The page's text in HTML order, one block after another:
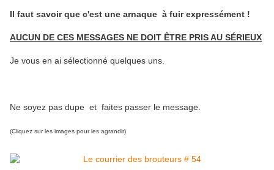
Il faut savoir que c'est une arnaque à fuir expressément !
AUCUN DE CES MESSAGES NE DOIT ÊTRE PRIS AU SÉRIEUX
Je vous en ai sélectionné quelques uns.
Ne soyez pas dupe et faites passer le message.
(Cliquez sur les images pour les agrandir)